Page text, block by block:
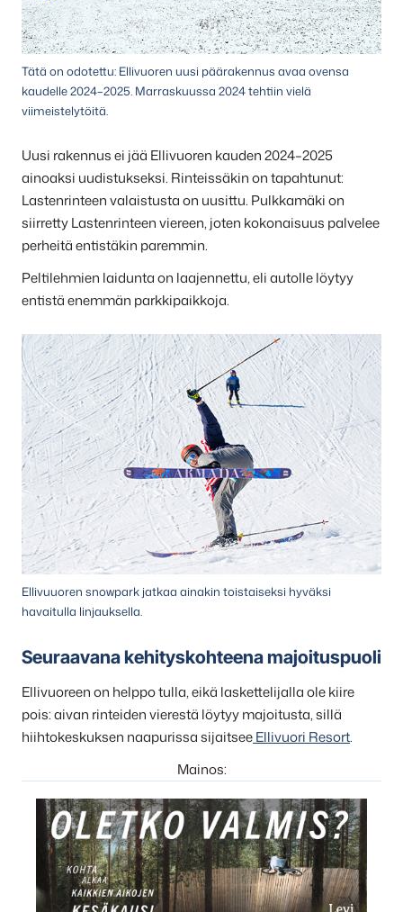
Tätä on odotettu: Ellivuoren uusi päärakennus avaa ovensa
kaudelle 2024–2025. Marraskuussa 2024 tehtiin vielä
viimeistelytöitä.
Uusi rakennus ei jää Ellivuoren kauden 2024–2025
ainoaksi uudistukseksi. Rinteissäkin on tapahtunut:
Lastenrinteen valaistusta on uusittu. Pulkkamäki on
siirretty Lastenrinteen viereen, joten kokonaisuus palvelee
perheitä entistäkin paremmin.
Peltilehmien laidunta on laajennettu, eli autolle löytyy
entistä enemmän parkkipaikkoja.
Ellivuuoren snowpark jatkaa ainakin toistaiseksi hyväksi
havaitulla linjauksella.
Seuraavana kehityskohteena majoituspuoli
Ellivuoreen on helppo tulla, eikä laskettelijalla ole kiire
pois: aivan rinteiden vierestä löytyy majoitusta, sillä
hiihtokeskuksen naapurissa sijaitseeEllivuori Resort.
Mainos: